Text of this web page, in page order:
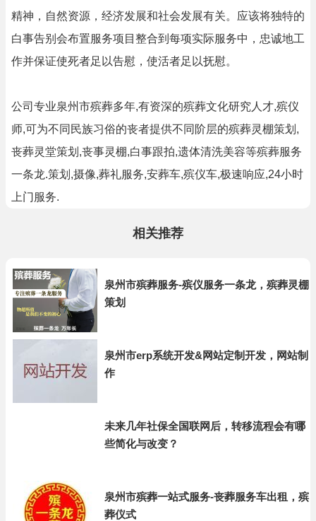
精神，自然资源，经济发展和社会发展有关。应该将独特的
白事告别会布置服务项目整合到每项实际服务中，忠诚地工
作并保证使死者足以告慰，使活者足以抚慰。
公司专业泉州市殡葬多年,有资深的殡葬文化研究人才,殡仪
师,可为不同民族习俗的丧者提供不同阶层的殡葬灵棚策划,
丧葬灵堂策划,丧事灵棚,白事跟拍,遗体清洗美容等殡葬服务
一条龙.策划,摄像,葬礼服务,安葬车,殡仪车,极速响应,24小时
上门服务.
相关推荐
泉州市殡葬服务-殡仪服务一条龙，殡葬灵棚
策划
泉州市erp系统开发&网站定制开发，网站制
作
未来几年社保全国联网后，转移流程会有哪
些简化与改变？
泉州市殡葬一站式服务-丧葬服务车出租，殡
葬仪式